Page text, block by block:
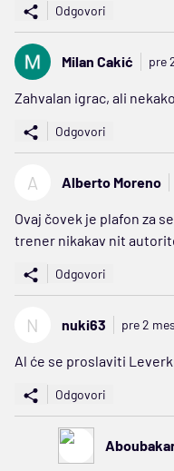
Odgovori
Milan Cakić pre
Zahvalan igrac, ali
Odgovori
A Alberto Moreno
Ovaj čovek je plafon za
trener nikakav nit
Odgovori
N nuki63 pre 2
Al će se proslaviti
Odgovori